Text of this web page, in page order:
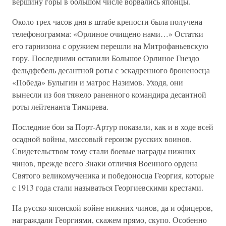
Около трех часов дня в штабе крепости была получена
телефонограмма: «Орлиное очищено нами…» Остатки
его гарнизона с оружием перешли на Митрофаньевскую
гору. Последними оставили Большое Орлиное Гнездо
фельдфебель десантной роты с эскадренного броненосца
«Победа» Булыгин и матрос Назимов. Уходя, они
вынесли из боя тяжело раненного командира десантной
роты лейтенанта Тимирева.
Последние бои за Порт-Артур показали, как и в ходе всей
осадной войны, массовый героизм русских воинов.
Свидетельством тому стали боевые награды нижних
чинов, прежде всего Знаки отличия Военного ордена
Святого великомученика и победоносца Георгия, которые
с 1913 года стали называться Георгиевскими крестами.
На русско-японской войне нижних чинов, да и офицеров,
награждали Георгиями, скажем прямо, скупо. Особенно